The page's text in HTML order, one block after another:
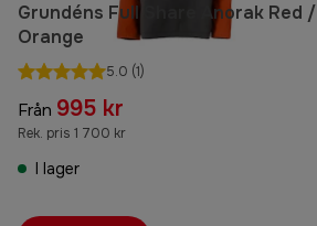
Grundéns Full Share Anorak Red /
Orange
5.0 (1)
Från 995 kr
Rek. pris 1 700 kr
I lager